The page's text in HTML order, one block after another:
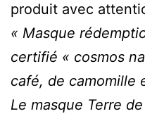
produit avec
« Masque
certifié « cosmos
café, de camomille
Le masque Terre